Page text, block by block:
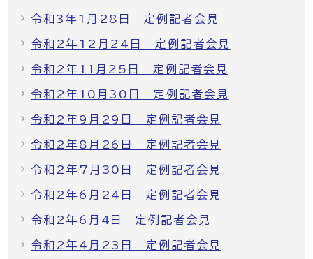
令和3年1月28日 定例記者会見
令和2年12月24日 定例記者会見
令和2年11月25日 定例記者会見
令和2年10月30日 定例記者会見
令和2年9月29日 定例記者会見
令和2年8月26日 定例記者会見
令和2年7月30日 定例記者会見
令和2年6月24日 定例記者会見
令和2年6月4日 定例記者会見
令和2年4月23日 定例記者会見